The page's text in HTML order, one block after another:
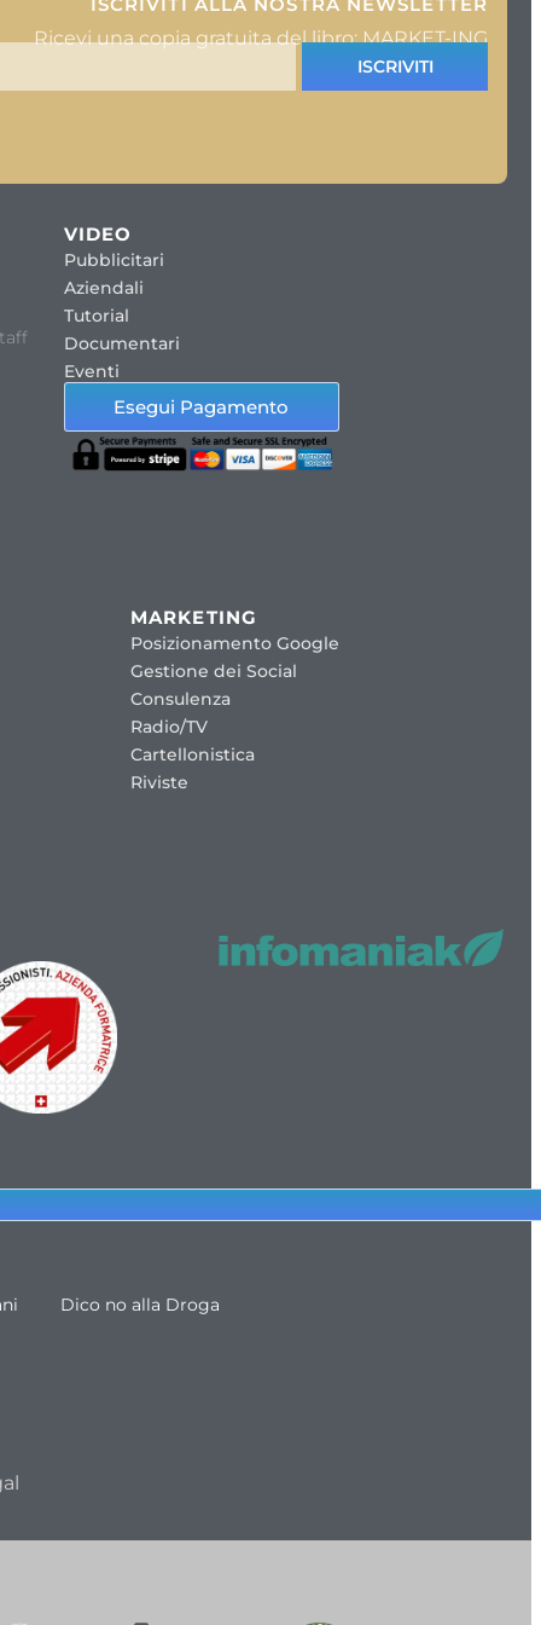
Ricevi una copia gratuita del libro: MARKET-ING
ISCRIVITI
VIDEO
Pubblicitari
Aziendali
Tutorial
Documentari
Eventi
Esegui Pagamento
MARKETING
Posizionamento Google
Gestione dei Social
Consulenza
Radio/TV
Cartellonistica
Riviste
Dico no alla Droga